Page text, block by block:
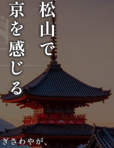
松山で
京を感じる
さわやが、